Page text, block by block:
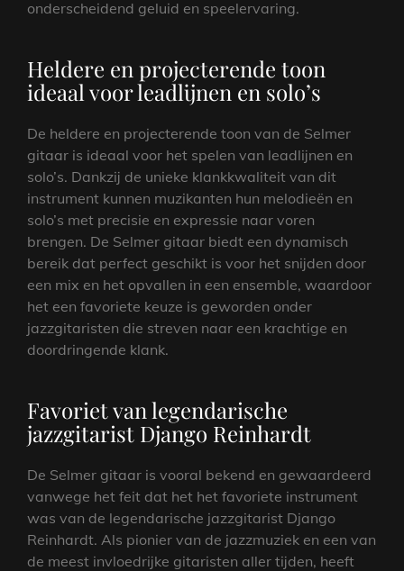
onderscheidend geluid en speelervaring.
Heldere en projecterende toon
ideaal voor leadlijnen en solo’s
De heldere en projecterende toon van de Selmer
gitaar is ideaal voor het spelen van leadlijnen en
solo’s. Dankzij de unieke klankkwaliteit van dit
instrument kunnen muzikanten hun melodieën en
solo’s met precisie en expressie naar voren
brengen. De Selmer gitaar biedt een dynamisch
bereik dat perfect geschikt is voor het snijden door
een mix en het opvallen in een ensemble, waardoor
het een favoriete keuze is geworden onder
jazzgitaristen die streven naar een krachtige en
doordringende klank.
Favoriet van legendarische
jazzgitarist Django Reinhardt
De Selmer gitaar is vooral bekend en gewaardeerd
vanwege het feit dat het het favoriete instrument
was van de legendarische jazzgitarist Django
Reinhardt. Als pionier van de jazzmuziek en een van
de meest invloedrijke gitaristen aller tijden, heeft